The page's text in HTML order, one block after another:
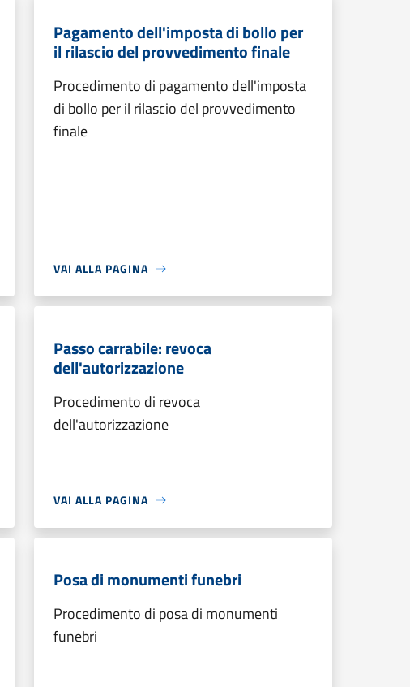
Pagamento dell'imposta di bollo per
il rilascio del provvedimento finale
Procedimento di pagamento dell'imposta
di bollo per il rilascio del provvedimento
finale
VAI ALLA PAGINA
Passo carrabile: revoca
dell'autorizzazione
Procedimento di revoca
dell'autorizzazione
VAI ALLA PAGINA
Posa di monumenti funebri
Procedimento di posa di monumenti
funebri